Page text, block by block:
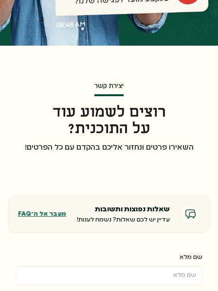
יצירת קשר
רוצים לשמוע עוד
על התוכנית?
השאירו פרטים ונחזור אליכם בהקדם עם כל הפרטים!
שאלות נפוצות ותשובות
עדיין יש לכם שאלות? נשמח לענות!
מעבר אל ה־FAQ
שם מלא